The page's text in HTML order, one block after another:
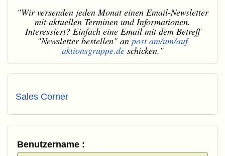
"Wir versenden jeden Monat einen Email-Newsletter
mit aktuellen Terminen und Informationen.
Interessiert? Einfach eine Email mit dem Betreff
"Newsletter bestellen" an post am/um/auf
aktionsgruppe.deschicken."
Sales Corner
Benutzername :